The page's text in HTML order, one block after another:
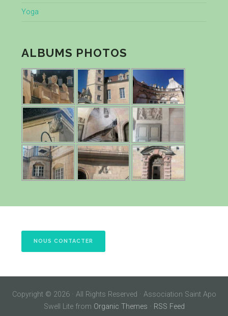
Yoga
ALBUMS PHOTOS
NOUS CONTACTER
Copyright © 2026 · All Rights Reserved · Association Saint Apo
Swell Lite from Organic Themes · RSS Feed